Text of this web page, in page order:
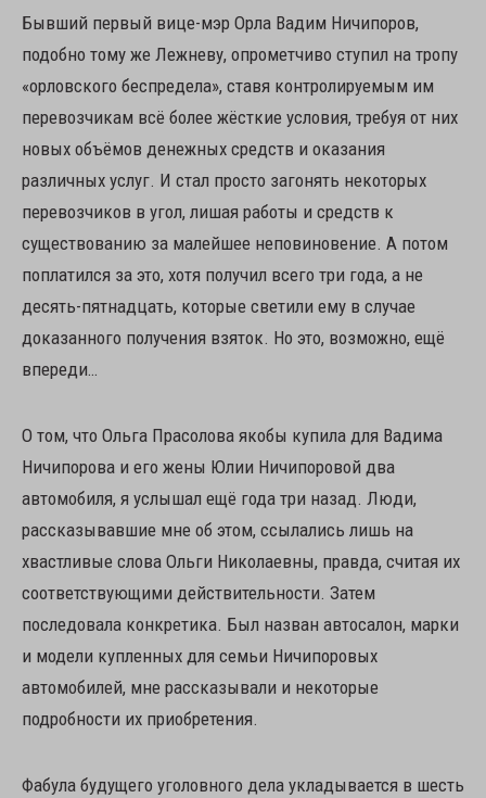
Бывший первый вице-мэр Орла Вадим Ничипоров,
подобно тому же Лежневу, опрометчиво ступил на тропу
«орловского беспредела», ставя контролируемым им
перевозчикам всё более жёсткие условия, требуя от них
новых объёмов денежных средств и оказания
различных услуг. И стал просто загонять некоторых
перевозчиков в угол, лишая работы и средств к
существованию за малейшее неповиновение. А потом
поплатился за это, хотя получил всего три года, а не
десять-пятнадцать, которые светили ему в случае
доказанного получения взяток. Но это, возможно, ещё
впереди…
О том, что Ольга Прасолова якобы купила для Вадима
Ничипорова и его жены Юлии Ничипоровой два
автомобиля, я услышал ещё года три назад. Люди,
рассказывавшие мне об этом, ссылались лишь на
хвастливые слова Ольги Николаевны, правда, считая их
соответствующими действительности. Затем
последовала конкретика. Был назван автосалон, марки
и модели купленных для семьи Ничипоровых
автомобилей, мне рассказывали и некоторые
подробности их приобретения.
Фабула будущего уголовного дела укладывается в шесть